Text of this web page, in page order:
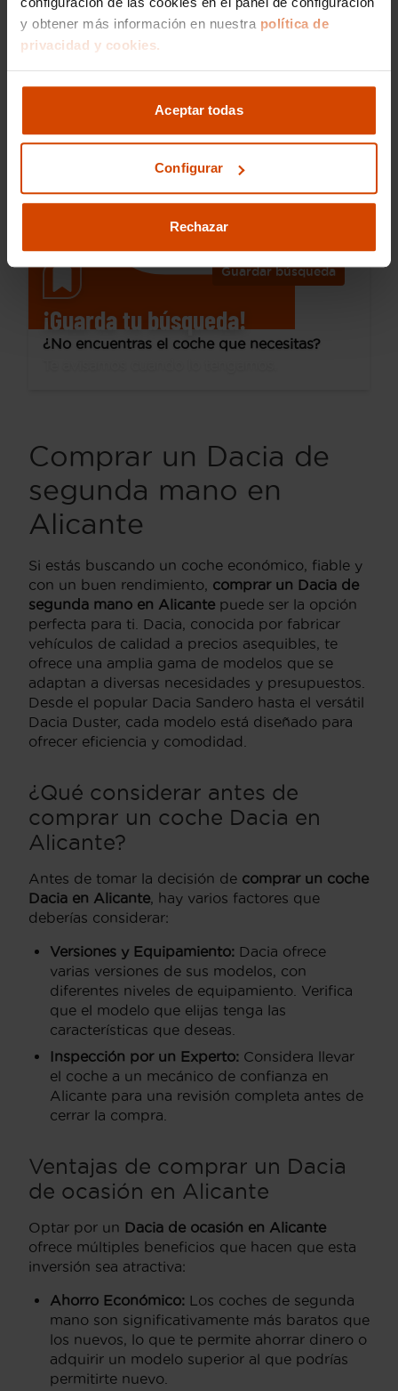
y obtener más información en nuestra política de
privacidad y cookies.
Aceptar todas
Configurar
Rechazar
Desde 202 € /mes*
Dacia Duster
Journey Go TCE 74kW(100CV) ECO-G 4X2
2022
73.429 km
Manual
Alicante - Carrer d´Ocaña
Guardar búsqueda
¡Guarda tu búsqueda!
¿No encuentras el coche que necesitas?
Comprar un Dacia de
segunda mano en
Alicante
Si estás buscando un coche económico, fiable y
con un buen rendimiento, comprar un Dacia de
segunda mano en Alicante puede ser la opción
perfecta para ti. Dacia, conocida por fabricar
vehículos de calidad a precios asequibles, te
ofrece una amplia gama de modelos que se
adaptan a diversas necesidades y presupuestos.
Desde el popular Dacia Sandero hasta el versátil
Dacia Duster, cada modelo está diseñado para
ofrecer eficiencia y comodidad.
¿Qué considerar antes de
comprar un coche Dacia en
Alicante?
Antes de tomar la decisión de comprar un coche
Dacia en Alicante , hay varios factores que
deberías considerar:
Versiones y Equipamiento: Dacia ofrece
varias versiones de sus modelos, con
diferentes niveles de equipamiento. Verifica
que el modelo que elijas tenga las
características que deseas.
Inspección por un Experto: Considera llevar
el coche a un mecánico de confianza en
Alicante para una revisión completa antes de
cerrar la compra.
Ventajas de comprar un Dacia
de ocasión en Alicante
Optar por un Dacia de ocasión en Alicante
ofrece múltiples beneficios que hacen que esta
inversión sea atractiva:
Ahorro Económico: Los coches de segunda
mano son significativamente más baratos que
los nuevos, lo que te permite ahorrar dinero o
adquirir un modelo superior al que podrías
permitirte nuevo.